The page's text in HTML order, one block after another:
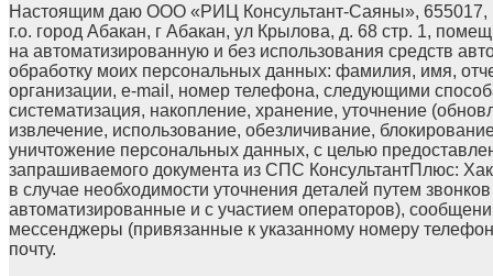
Настоящим даю ООО «РИЦ Консультант-Саяны», 655017,
г.о. город Абакан, г Абакан, ул Крылова, д. 68 стр. 1,
на автоматизированную и без использования средств
обработку моих персональных данных: фамилия, имя,
организации, e-mail, номер телефона, следующими
систематизация, накопление, хранение, уточнение
извлечение, использование, обезличивание,
уничтожение персональных данных, с целью
запрашиваемого документа из СПС КонсультантПлюс:
в случае необходимости уточнения деталей путем
автоматизированные и с участием операторов),
мессенджеры (привязанные к указанному номеру
почту.